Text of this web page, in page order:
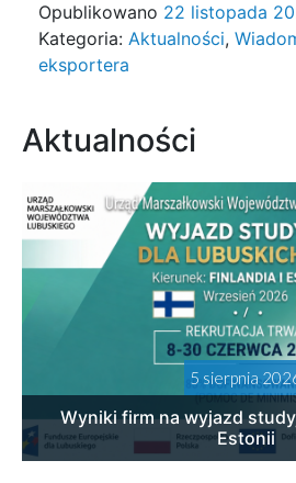
Opublikowano 22 listopada
Kategoria: Aktualności,
eksportera
Aktualności
5 sierpnia
Wyniki firm na wyjazd
Estonii